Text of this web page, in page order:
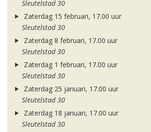
Sleutelstad 30
Zaterdag 15 februari, 17.00 uur
Sleutelstad 30
Zaterdag 8 februari, 17.00 uur
Sleutelstad 30
Zaterdag 1 februari, 17.00 uur
Sleutelstad 30
Zaterdag 25 januari, 17.00 uur
Sleutelstad 30
Zaterdag 18 januari, 17.00 uur
Sleutelstad 30